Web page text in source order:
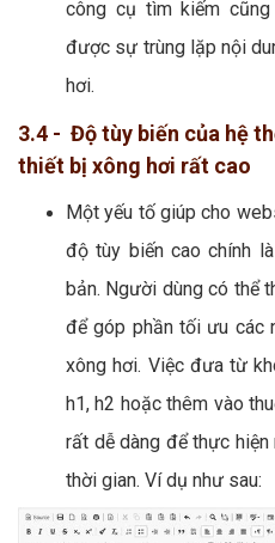
công cụ tìm kiếm
được sự trùng lặp nội
hơi.
3.4 - Độ tùy biến của hệ
thiết bị xông hơi rất cao
Một yếu tố giúp cho
độ tùy biến cao chính
bản. Người dùng có thể
để góp phần tối ưu các
xông hơi. Việc đưa từ
h1, h2 hoặc thêm vào
rất dễ dàng để thực
thời gian. Ví dụ như sau: